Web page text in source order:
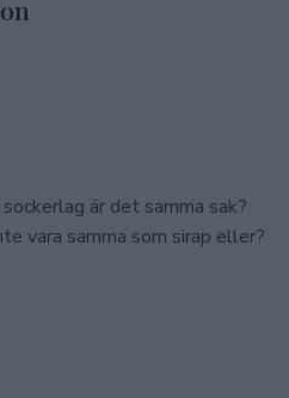
är det samma sak?
vara samma som sirap eller?